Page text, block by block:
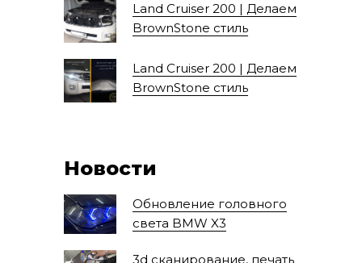
Land Cruiser 200 | Делаем
BrownStone стиль
Land Cruiser 200 | Делаем
BrownStone стиль
Новости
Обновление головного
света BMW X3
3d сканирование, печать